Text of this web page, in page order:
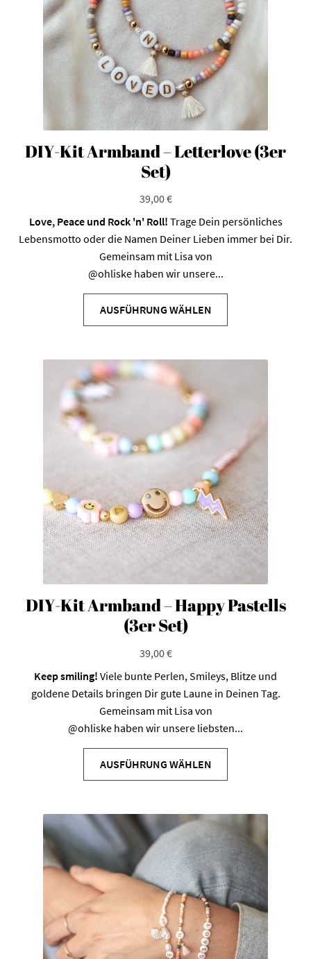
DIY-Kit Armband – Letterlove (3er
Set)
39,00€
Love, Peace und Rock 'n' Roll! Trage Dein persönliches
Lebensmotto oder die Namen Deiner Lieben immer bei Dir.
Gemeinsam mit Lisa von
@ohliskehaben wir unsere...
AUSFÜHRUNG WÄHLEN
DIY-Kit Armband – Happy Pastells
(3er Set)
39,00€
Keep smiling! Viele bunte Perlen, Smileys, Blitze und
goldene Details bringen Dir gute Laune in Deinen Tag.
Gemeinsam mit Lisa von
@ohliske haben wir unsere liebsten...
AUSFÜHRUNG WÄHLEN